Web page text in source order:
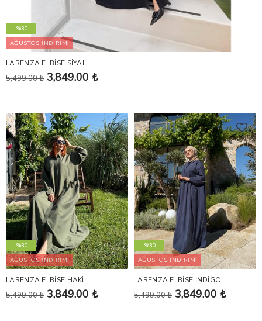
-%30
AĞUSTOS İNDİRİMİ
LARENZA ELBİSE SİYAH
5,499.00 ₺ 3,849.00 ₺
-%30
AĞUSTOS İNDİRİMİ
LARENZA ELBİSE HAKİ
5,499.00 ₺ 3,849.00 ₺
-%30
AĞUSTOS İNDİRİMİ
LARENZA ELBİSE İNDİGO
5,499.00 ₺ 3,849.00 ₺